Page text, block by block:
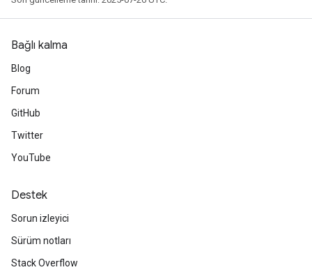
Bağlı kalma
Blog
Forum
GitHub
Twitter
YouTube
Destek
Sorun izleyici
Sürüm notları
Stack Overflow